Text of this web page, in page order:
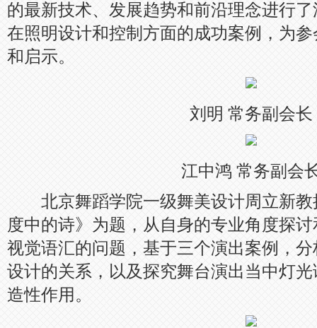
的最新技术、发展趋势和前沿理念进行
在照明设计和控制方面的成功案例，为
和启示。
刘明 常务副会长
江中鸿 常务副会
北京舞蹈学院一级舞美设计周立新教
度中的诗》为题，从自身的专业角度探
视觉语汇的问题，基于三个演出案例，
设计的关系，以及探究舞台演出当中灯
造性作用。